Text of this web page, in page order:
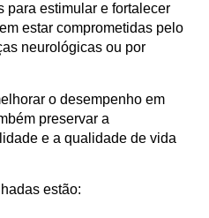
para estimular e fortalecer
estar comprometidas pelo
neurológicas ou por
o desempenho em
preservar a
e a qualidade de vida
estão: